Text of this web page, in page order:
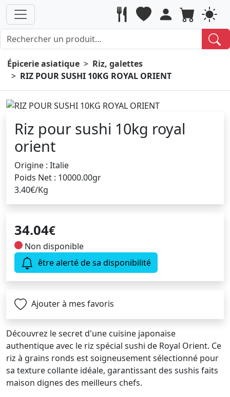
Épicerie asiatique
Riz, galettes
RIZ POUR SUSHI 10KG ROYAL ORIENT
Riz pour sushi 10kg royal
orient
Origine : Italie
Poids Net : 10000.00gr
3.40€/Kg
34.04€
Non disponible
être alerté de sa disponibilité
Ajouter à mes favoris
Découvrez le secret d'une cuisine japonaise
authentique avec le riz spécial sushi de Royal Orient. Ce
riz à grains ronds est soigneusement sélectionné pour
sa texture collante idéale, garantissant des sushis faits
maison dignes des meilleurs chefs.